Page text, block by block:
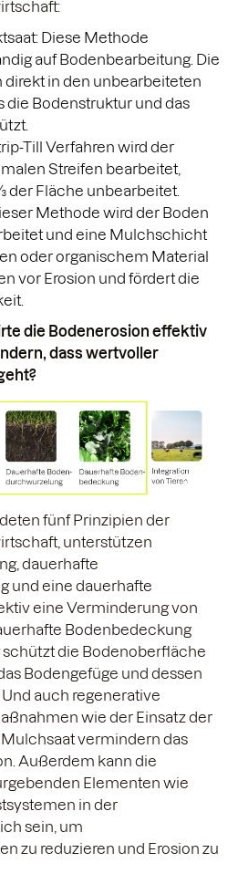
Diese Methode
auf Bodenbearbeitung. Die
direkt in den unbearbeiteten
die Bodenstruktur und das
Till Verfahren wird der
Streifen bearbeitet,
der Fläche unbearbeitet.
Methode wird der Boden
und eine Mulchschicht
oder organischem Material
vor Erosion und fördert die
die Bodenerosion effektiv
dass wertvoller
fünf Prinzipien der
unterstützen
dauerhafte
und eine dauerhafte
eine Verminderung von
Bodenbedeckung
die Bodenoberfläche
Bodengefüge und dessen
auch regenerative
wie der Einsatz der
Mulchsaat vermindern das
Außerdem kann die
Elementen wie
in der
sein, um
zu reduzieren und Erosion zu